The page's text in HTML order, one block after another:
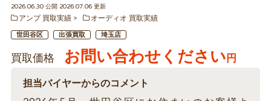
2026.06.30 公開 2026.07.06 更新
アンプ 買取実績
オーディオ 買取実績
世田谷区 出張買取 埼玉店
買取価格 お問い合わせください 円
担当バイヤーからのコメント